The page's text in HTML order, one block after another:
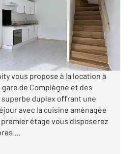
Duplex à louer
comprises
vous propose à la location à
de Compiègne et des
superbe duplex offrant une
avec la cuisine aménagée
étage vous disposerez
...